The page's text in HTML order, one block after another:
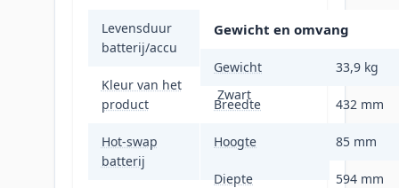
Levensduur
batterij/accu
5 jaar
Kleur van het
product
Zwart
Hot-swap
batterij
Ja
Gewicht en omvang
Gewicht 33,9 kg
Breedte 432 mm
Hoogte 85 mm
Diepte 594 mm